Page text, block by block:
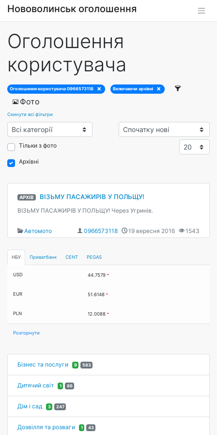
Нововолинськ оголошення
Оголошення
користувача
Оголошення користувача 0966573118 Включаючи архівні
Фото
Скинути всі фільтри
Тільки з фото
Архівні
АРХІВ ВІЗЬМУ ПАСАЖИРІВ У ПОЛЬЩУ!
ВІЗЬМУ ПАСАЖИРІВ У ПОЛЬЩУ! Через Угринів.
Автомото 1543
19 вересня 2016
0966573118
НБУ Приватбанк CENT PEGAS
USD 44.7579
EUR 51.6148
PLN 12.0088
Розгорнути
Бізнес та послуги 9 583
Дитячий світ 1 86
Дім і сад 3 247
Дозвілля та розваги 1 43